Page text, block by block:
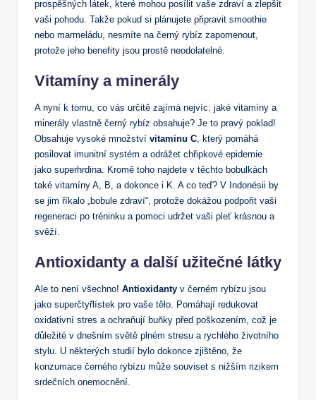
prospěšných látek, které mohou posílit vaše zdraví a zlepšit
vaši pohodu. Takže pokud si plánujete připravit smoothie
nebo marmeládu, nesmíte na černý rybíz zapomenout,
protože jeho benefity jsou prostě neodolatelné.
Vitamíny a minerály
A nyní k tomu, co vás určitě zajímá nejvíc: jaké vitamíny a
minerály vlastně černý rybíz obsahuje? Je to pravý poklad!
Obsahuje vysoké množství vitaminu C, který pomáhá
posilovat imunitní systém a odrážet chřipkové epidemie
jako superhrdina. Kromě toho najdete v těchto bobulkách
také vitamíny A, B, a dokonce i K. A co teď? V Indonésii by
se jim říkalo „bobule zdraví“, protože dokážou podpořit vaši
regeneraci po tréninku a pomoci udržet vaši pleť krásnou a
svěží.
Antioxidanty a další užitečné látky
Ale to není všechno! Antioxidanty v černém rybízu jsou
jako superčtyřlístek pro vaše tělo. Pomáhají redukovat
oxidativní stres a ochraňují buňky před poškozením, což je
důležité v dnešním světě plném stresu a rychlého životního
stylu. U některých studií bylo dokonce zjištěno, že
konzumace černého rybízu může souviset s nižším rizikem
srdečních onemocnění.